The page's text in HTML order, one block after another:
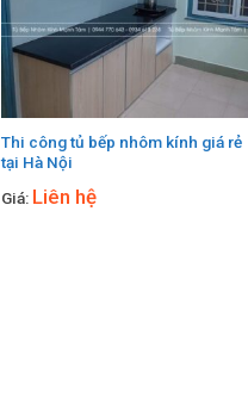
Thi công tủ bếp nhôm kính giá rẻ
tại Hà Nội
Giá: Liên hệ